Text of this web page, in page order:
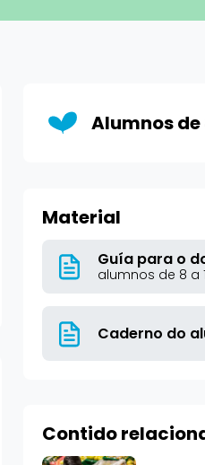
Alumnos de
Material
Guía para o
alumnos de 8 a
Caderno do
Contido